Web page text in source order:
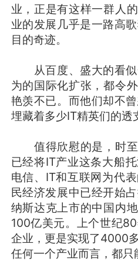
业，正是有这样一群人
业的发展几乎是一路高
目的奇迹。
从百度、盛大的看似
为的国际化扩张，都令
艳羡不已。而他们却不
埋藏着多少IT精英们的透
值得欣慰的是，时至
已经将IT产业这条大船
电信、IT和互联网为代
民经济发展中已经开始
纳斯达克上市的中国内
100亿美元。上个世纪
企业，更是实现了4000
任何一个产业而言，都只